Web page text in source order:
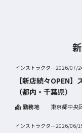
インストラクター2026/07/
【新店続々OPEN
（都内・千葉県）
勤務地 東京都中央
インストラクター2026/06/